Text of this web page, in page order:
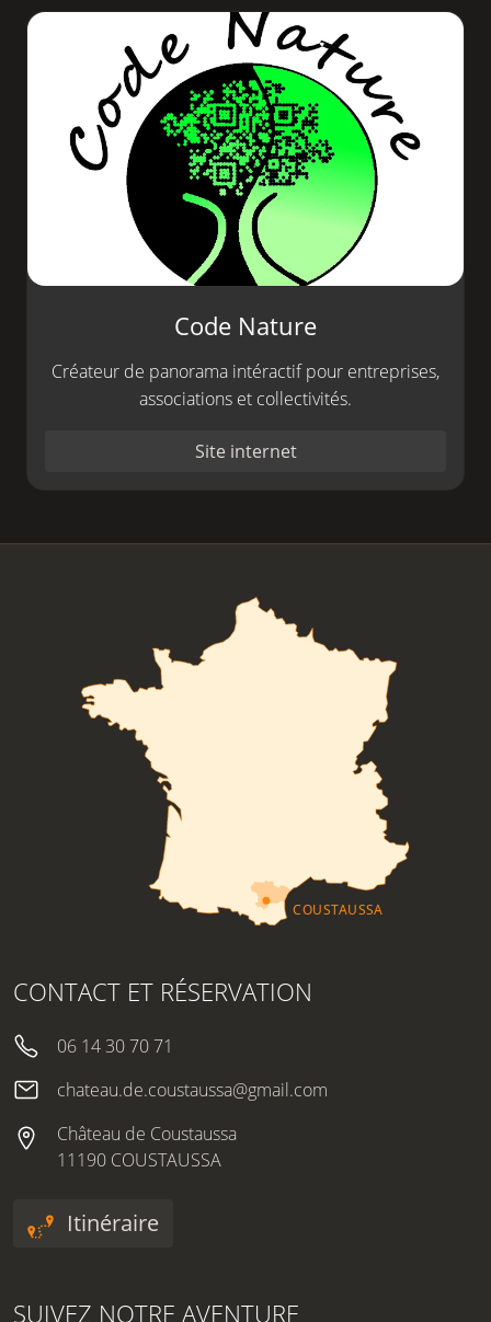
Code Nature
Créateur de panorama intéractif pour entreprises,
associations et collectivités.
Site internet
CONTACT ET RÉSERVATION
06 14 30 70 71
chateau.de.coustaussa@gmail.com
Château de Coustaussa
11190 COUSTAUSSA
Itinéraire
SUIVEZ NOTRE AVENTURE